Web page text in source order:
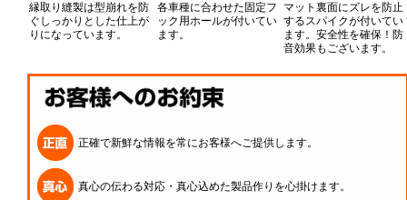
縁取り縫製は型崩れを防
ぐしっかりとした仕上が
りになっています。
各車種に合わせた固定フ
ック用ホールが付いてい
ます。
マット裏面にズレを防止
するスパイクが付いてい
ます。安全性を確保！防
音効果もございます。
正確で新鮮な情報を常にお客様へご提供します。
真心の伝わる対応・真心込めた製品作りを心掛けます。